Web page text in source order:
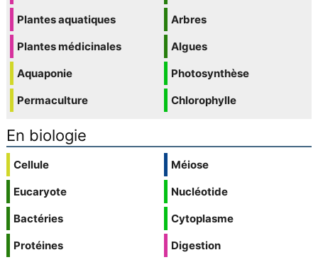
Plantes aquatiques
Plantes médicinales
Aquaponie
Permaculture
Arbres
Algues
Photosynthèse
Chlorophylle
En biologie
Cellule
Eucaryote
Bactéries
Protéines
Méiose
Nucléotide
Cytoplasme
Digestion